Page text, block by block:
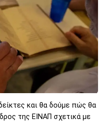
και θα δούμε πώς θα
της ΕΙΝΑΠ σχετικά με